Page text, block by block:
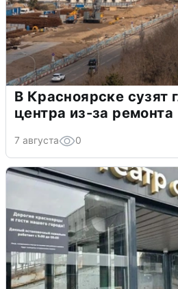
В Красноярске сузят
центра из-за ремонта
7 августа 0